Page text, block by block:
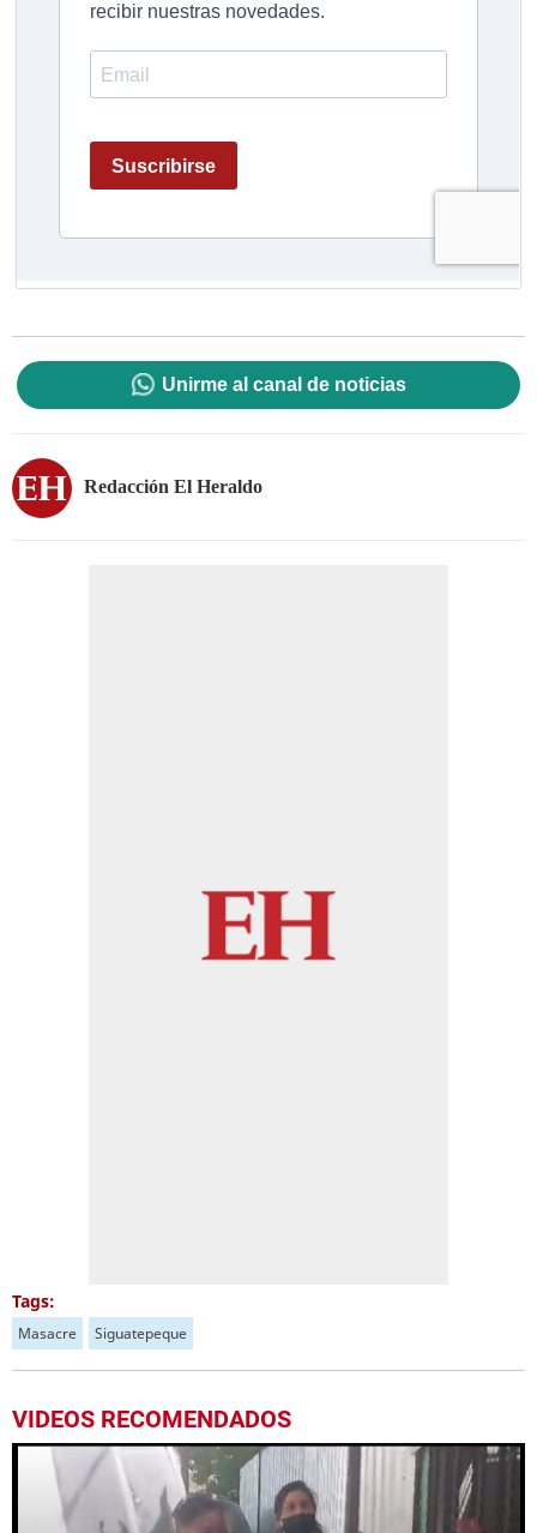
Unirme al canal de noticias
Redacción El Heraldo
Tags:
Masacre Siguatepeque
VIDEOS RECOMENDADOS